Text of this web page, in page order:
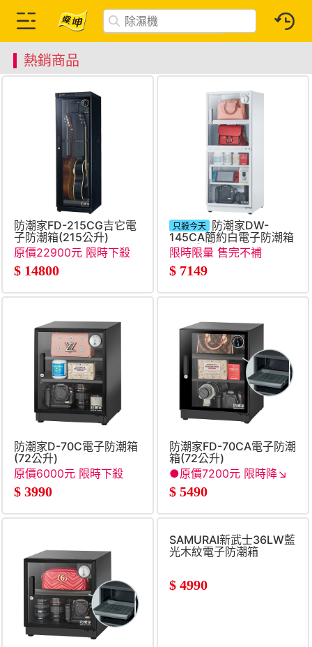
熱銷商品
防潮家FD-215CG吉它電
子防潮箱(215公升)
原價22900元 限時下殺
$ 14800
只殺今天
防潮家DW-
145CA簡約白電子防潮箱
(147公升)
限時限量 售完不補
$ 7149
防潮家D-70C電子防潮箱
(72公升)
原價6000元 限時下殺
$ 3990
防潮家FD-70CA電子防潮
箱(72公升)
●原價7200元 限時降↘
●
$ 5490